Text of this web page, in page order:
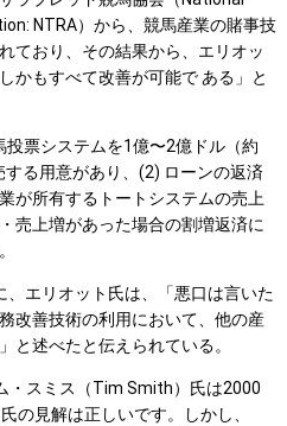
NTRA）から、競馬産業の賭事技
ており、その結果から、エリオッ
かもすべて改善が可能で ある」と
票システムを1億〜2億ドル（約
る用意があり、(2) ローンの返済
が所有するトートシステムの売上
売上増があった場合の割増返済に
エリオット氏は、「悪口は言いた
改善技術の利用において、他の産
と述べたと伝えられている。
・スミス（Tim Smith）氏は2000
の見解は正しいです。しかし、